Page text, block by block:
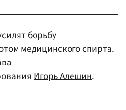
борьбу
медицинского спирта.
Игорь Алешин.